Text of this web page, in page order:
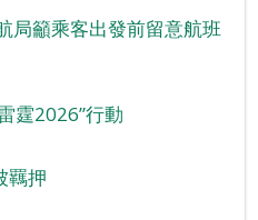
局籲乘客出發前留意航班
霆2026”行動
羈押